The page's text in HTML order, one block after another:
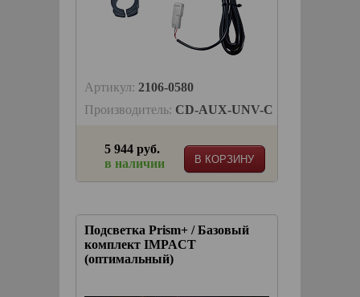
Артикул: 2106-0580
Производитель: CD-AUX-UNV-C
В КОРЗИНУ
5 944 руб.
в наличии
Подсветка Prism+ / Базовый
комплект IMPACT
(оптимальный)